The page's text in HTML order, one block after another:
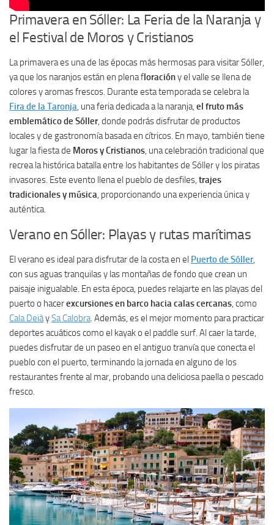
Primavera en Sóller: La Feria de la Naranja y
el Festival de Moros y Cristianos
La primavera es una de las épocas más hermosas para visitar Sóller,
ya que los naranjos están en plena floracióny el valle se llena de
colores y aromas frescos. Durante esta temporada se celebra la
Fira de la Taronja, una feria dedicada a la naranja, el fruto más
emblemático de Sóller, donde podrás disfrutar de productos
locales y de gastronomía basada en cítricos. En mayo, también tiene
lugar la fiesta de Moros y Cristianos, una celebración tradicional que
recrea la histórica batalla entre los habitantes de Sóller y los piratas
invasores. Este evento llena el pueblo de desfiles, trajes
tradicionales y música, proporcionando una experiencia única y
auténtica.
Verano en Sóller: Playas y rutas marítimas
El verano es ideal para disfrutar de la costa en el Puerto de Sóller,
con sus aguas tranquilas y las montañas de fondo que crean un
paisaje inigualable. En esta época, puedes relajarte en las playas del
puerto o hacerexcursiones en barco hacia calas cercanas, como
Cala DeiàySa Calobra. Además, es el mejor momento para practicar
deportes acuáticos como el kayak o el paddle surf. Al caer la tarde,
puedes disfrutar de un paseo en el antiguo tranvía que conecta el
pueblo con el puerto, terminando la jornada en alguno de los
restaurantes frente al mar, probando una deliciosa paella o pescado
fresco.